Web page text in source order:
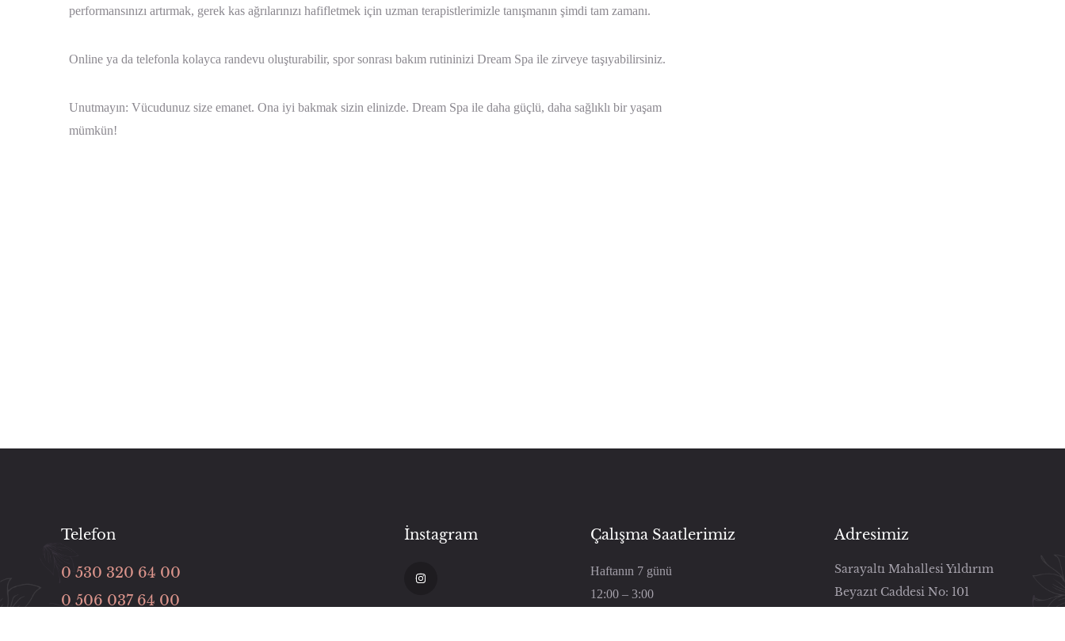
performansınızı artırmak, gerek kas ağrılarınızı hafifletmek için uzman terapistlerimizle tanışmanın şimdi tam zamanı.
Online ya da telefonla kolayca randevu oluşturabilir, spor sonrası bakım rutininizi Dream Spa ile zirveye taşıyabilirsiniz.
Unutmayın: Vücudunuz size emanet. Ona iyi bakmak sizin elinizde. Dream Spa ile daha güçlü, daha sağlıklı bir yaşam
mümkün!
Telefon
0 530 320 64 00
0 506 037 64 00
İnstagram Çalışma Saatlerimiz
Haftanın 7 günü
12:00 – 3:00
Adresimiz
Sarayaltı Mahallesi Yıldırım
Beyazıt Caddesi No: 101